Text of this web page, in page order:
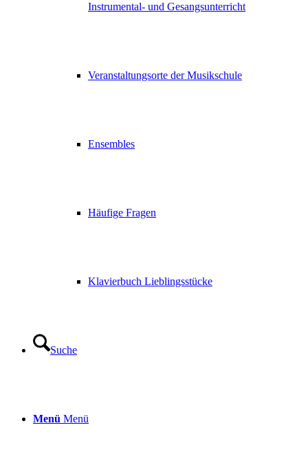
Instrumental- und Gesangsunterricht
Veranstaltungsorte der Musikschule
Ensembles
Häufige Fragen
Klavierbuch Lieblingsstücke
Suche
Menü Menü